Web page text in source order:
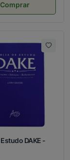
Comprar
DAKE -